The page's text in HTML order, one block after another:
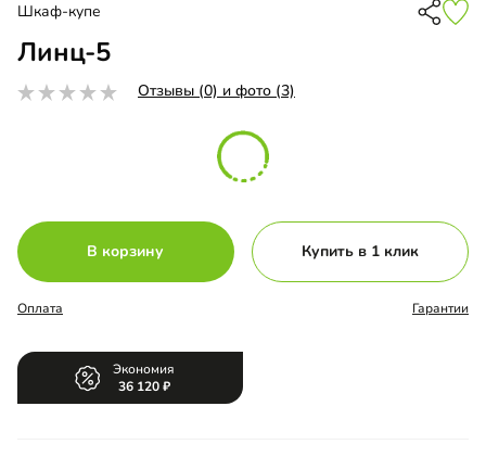
Шкаф-купе
Линц-5
Отзывы (0) и фото (3)
В корзину Купить в 1 клик
Оплата Гарантии
Экономия
36 120